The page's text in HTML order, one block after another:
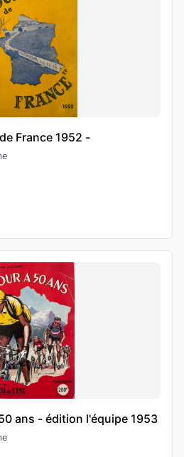
France 1952 -
ans - édition l'équipe 1953